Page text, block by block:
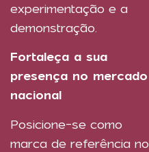
experimentação e a
demonstração.
Fortaleça a sua
presença no mercado
nacional
Posicione-se como
marca de referência no